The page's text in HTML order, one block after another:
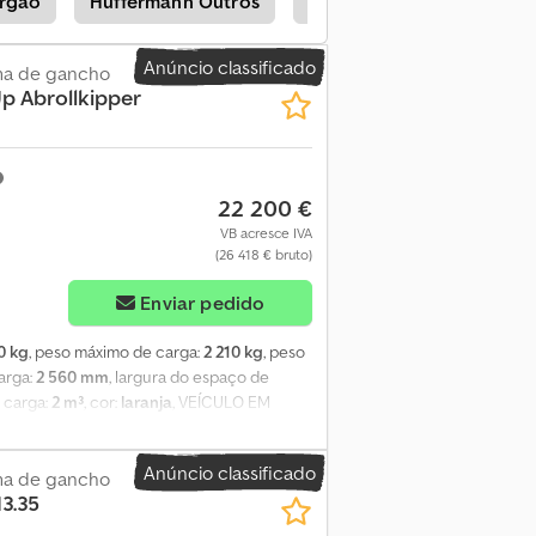
Anúncio classificado
de gancho
Abrollkipper
22 200 €
VB acresce IVA
(26 418 € bruto)
Enviar pedido
kg, peso máximo de carga:2 210 kg, peso
2 560 mm, largura do espaço de
2 m³, cor: laranja, VEÍCULO EM
Up – O ORIGINAL!!! Peso bruto total
2.560 x 1.620 x 500 mm Dimensões
mais inteligente e moderno da
m Ângulo de carregamento
carga negativa sobre o ponto de reboque
Anúncio classificado
de gancho